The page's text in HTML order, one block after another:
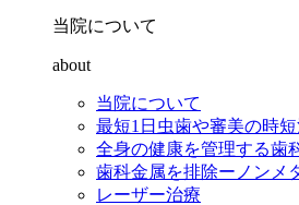
当院について
about
当院について
最短1日虫歯や審美の時
全身の健康を管理する歯
歯科金属を排除ーノンメ
レーザー治療